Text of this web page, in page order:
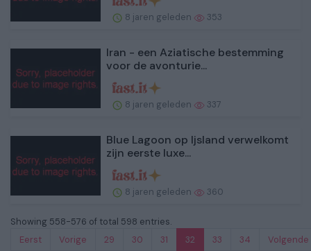
8 jaren geleden 353
Iran - een Aziatische bestemming
voor de avonturie...
8 jaren geleden 337
Blue Lagoon op Ijsland verwelkomt
zijn eerste luxe...
8 jaren geleden 360
Showing 558-576 of total 598 entries.
Eerst
Vorige 29 30 31 32 33 34 Volgende